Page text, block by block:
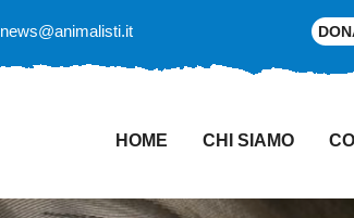
news@animalisti.it
HOME CHI SIAMO